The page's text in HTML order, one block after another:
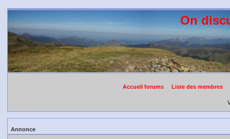
On
Accueil forums Liste des membres
Annonce